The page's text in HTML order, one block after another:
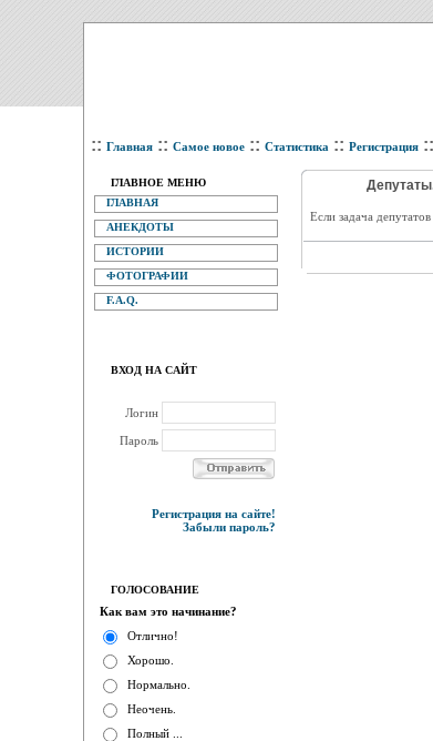
:: Главная :: Самое новое :: Статистика :: Регистрация ::
ГЛАВНОЕ МЕНЮ
ГЛАВНАЯ
АНЕКДОТЫ
ИСТОРИИ
ФОТОГРАФИИ
F.A.Q.
ВХОД НА САЙТ
Логин
Пароль
Регистрация на сайте!
Забыли пароль?
ГОЛОСОВАНИЕ
Как вам это начинание?
Отлично!
Хорошо.
Нормально.
Неочень.
Полный ...
Если задача